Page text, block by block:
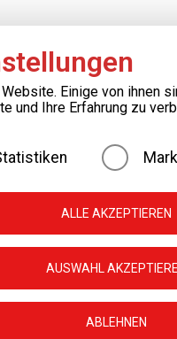
gives a simple
Einige von ihnen
und Ihre Erfahrung zu
ALLE AKZEPTIEREN
AUSWAHL
ABLEHNEN